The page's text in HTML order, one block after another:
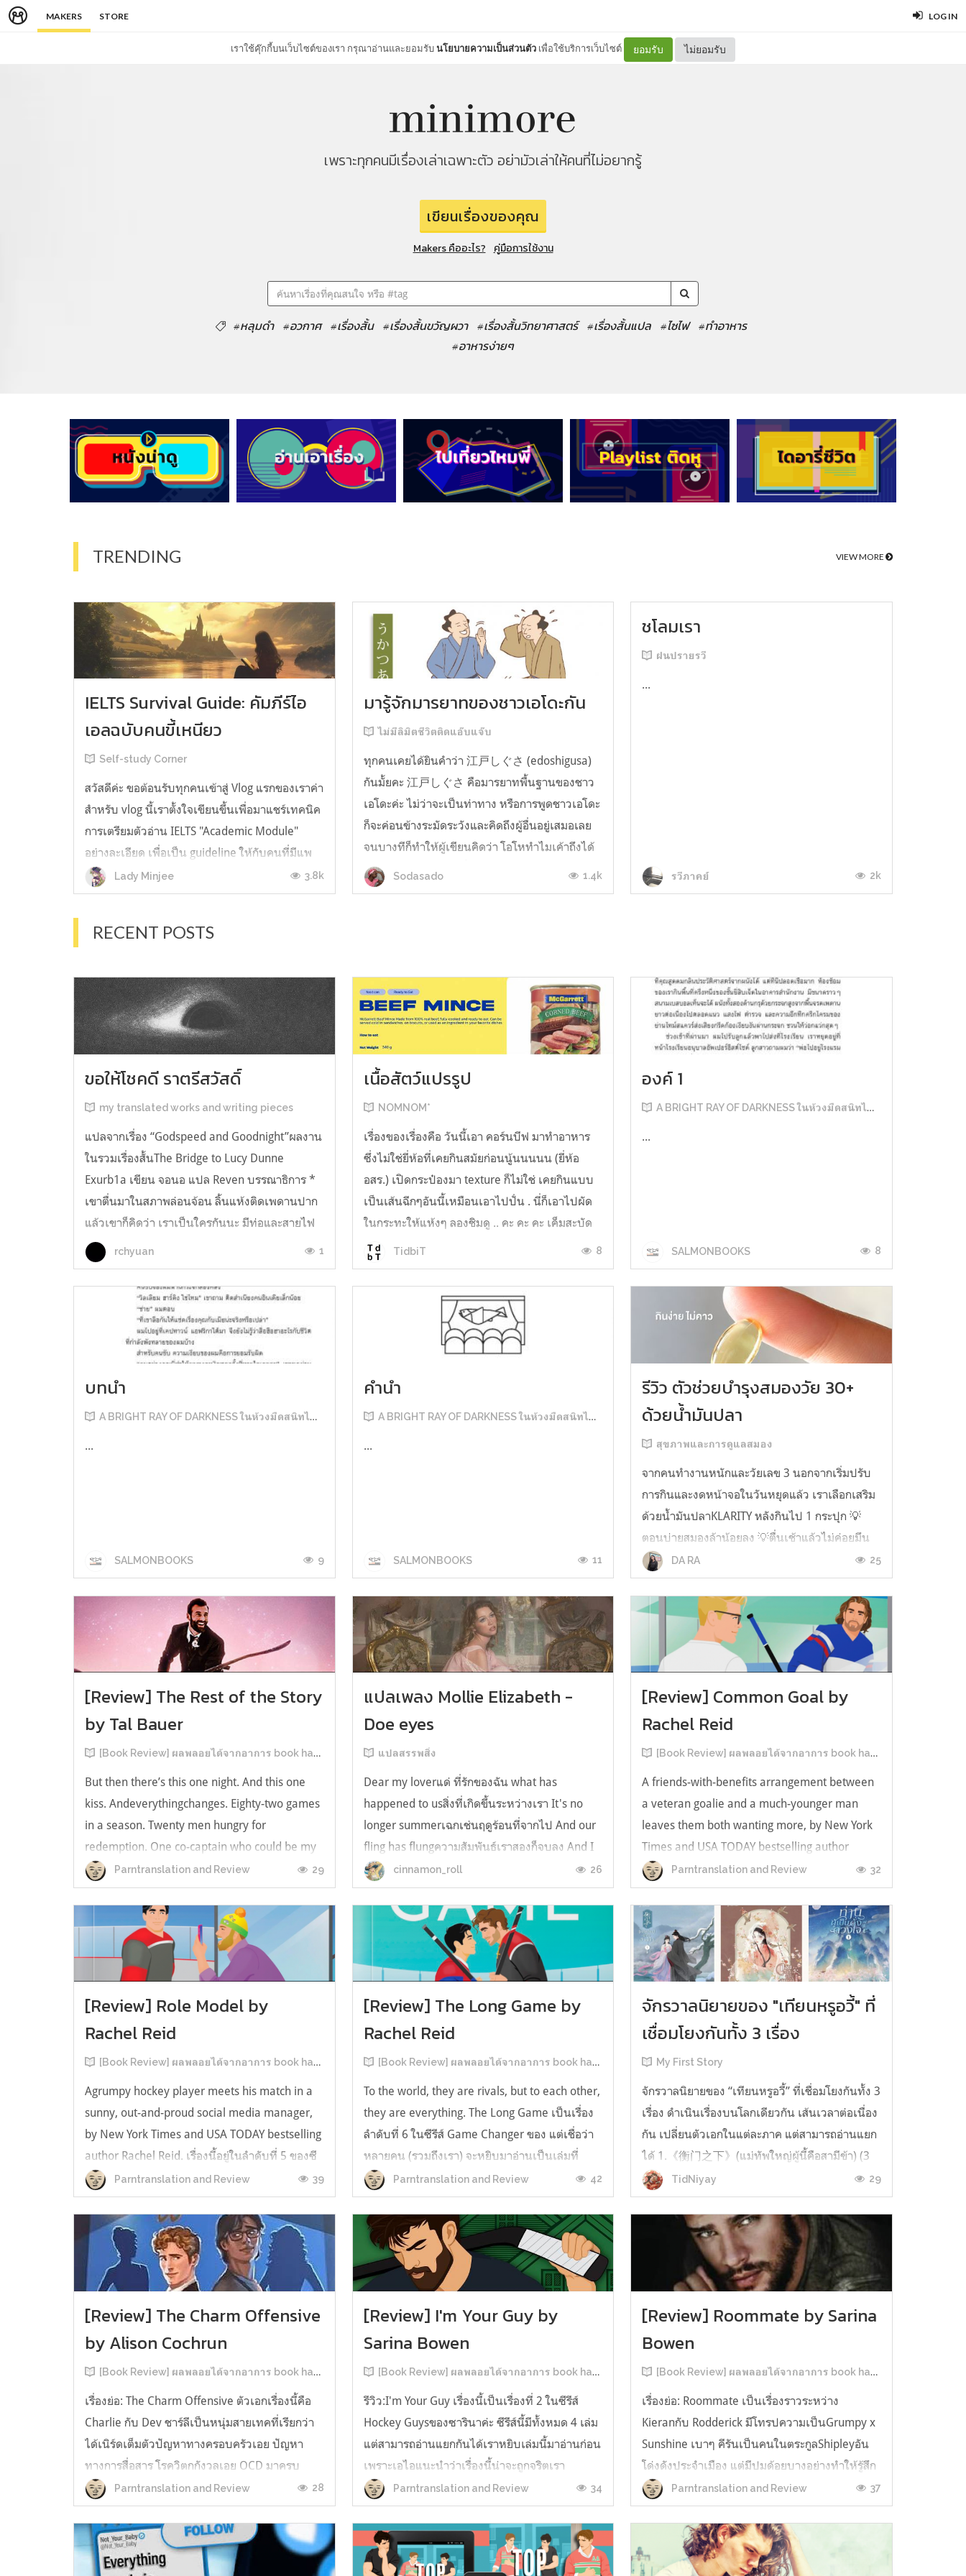
MAKERS STORE LOG IN
เราใช้คุ๊กกี้บนเว็บไซต์ของเรา กรุณาอ่านและยอมรับนโยบายความเป็นส่วนตัว เพื่อใช้บริการเว็บไซต์ ยอมรับ ไม่ยอมรับ
เพราะทุกคนมีเรื่องเล่าเฉพาะตัว อย่ามัวเล่าให้คนที่ไม่อยากรู้
เขียนเรื่องของคุณ
Makers คืออะไร? คู่มือการใช้งาน
#หลุมดำ #อวกาศ #เรื่องสั้น #เรื่องสั้นขวัญผวา #เรื่องสั้นวิทยาศาสตร์ #เรื่องสั้นแปล #ไซไฟ
#ทำอาหาร
#อาหารง่ายๆ
TRENDING VIEW MORE
IELTS Survival Guide: คัมภีร์ไอ
เอลฉบับคนขี้เหนียว
Self-study Corner
สวัสดีค่ะ ขอต้อนรับทุกคนเข้าสู่ Vlog แรกของเราค่า
สำหรับ vlog นี้เราตั้งใจเขียนขึ้นเพื่อมาแชร์เทคนิค
การเตรียมตัวอ่าน IELTS "Academic Module"
อย่างละเอียด เพื่อเป็น guideline ให้กับคนที่มีแพ
ลนจะสอบแต่ไม่รู้ต้องเริ่มตรงไหน หรืออยากจะได้
ข้อมูลเพิ่มเติมมาเสริมความมั่นใจจากที่ตัวเองเรียน
Lady Minjee 3.8k
มารู้จักมารยาทของชาวเอโดะกัน
ไม่มีลิมิตชีวิตติดแอ๊บแจ๊บ
ทุกคนเคยได้ยินคำว่า 江戸しぐさ (edoshigusa)
กันมั้ยคะ 江戸しぐさ คือมารยาทพื้นฐานของชาว
เอโดะค่ะ ไม่ว่าจะเป็นท่าทาง หรือการพูดชาวเอโดะ
ก็จะค่อนข้างระมัดระวังและคิดถึงผู้อื่นอยู่เสมอเลย
จนบางทีก็ทำให้ผู้เขียนคิดว่า โอโหทำไมเค้าถึงได้
คิดถึงคนอื่นได้ขนาดนี้นะอยากรู้มั้ยคะว่าชาวเอโดะ
มารยาทดีขนาดไหน มาลองอ่านกันได้เ...
Sodasado 1.4k
ชโลมเรา
ฝนปรายรวี
...
รวีภาคย์ 2k
RECENT POSTS
ขอให้โชคดี ราตรีสวัสดิ์
my translated works and writing pieces
แปลจากเรื่อง “Godspeed and Goodnight”ผลงาน
ในรวมเรื่องสั้นThe Bridge to Lucy Dunne
Exurb1a เขียน จอนอ แปล Reven บรรณาธิการ *
เขาตื่นมาในสภาพล่อนจ้อน ลิ้นแห้งติดเพดานปาก
แล้วเขาก็คิดว่า เราเป็นใครกันนะ มีท่อและสายไฟ
อยู่ในตัว เกิดความรู้สึกอยากฉี่ และแม้ตัวเขาจะ
เหยียดตรง ก็มีแต่ความมืดมิดอยู่เบื้องหน้...
rchyuan 1
เนื้อสัตว์แปรรูป
NOMNOM*
เรื่องของเรื่องคือ วันนี้เอา คอร์นบีฟ มาทำอาหาร
ซึ่งไม่ใช่ยี่ห้อที่เคยกินสมัยก่อนนู้นนนนน (ยี่ห้อ
อสร.) เปิดกระป๋องมา texture ก็ไม่ใช่ เคยกินแบบ
เป็นเส้นฉีกๆอันนี้เหมือนเอาไปปั่น . นี่ก็เอาไปผัด
ในกระทะให้แห้งๆ ลองชิมดู .. คะ คะ คะ เค็มสะบัด
O o" ... แบบใช้โควต้ากินโซเดียมทั้งสัปดาห์
ต้องหาผักนึ่ง ...
TidbiT 8
องค์ 1
A BRIGHT RAY OF DARKNESS ในห้วงมืดสนิทไม่มิดแสง
...
SALMONBOOKS 8
บทนำ
A BRIGHT RAY OF DARKNESS ในห้วงมืดสนิทไม่มิดแสง
...
SALMONBOOKS 9
คำนำ
A BRIGHT RAY OF DARKNESS ในห้วงมืดสนิทไม่มิดแสง
...
SALMONBOOKS 11
รีวิว ตัวช่วยบำรุงสมองวัย 30+
ด้วยน้ำมันปลา
สุขภาพและการดูแลสมอง
จากคนทำงานหนักและวัยเลข 3 นอกจากเริ่มปรับ
การกินและงดหน้าจอในวันหยุดแล้ว เราเลือกเสริม
ด้วยน้ำมันปลาKLARITY หลังกินไป 1 กระปุก 💡
ตอนบ่ายสมองล้าน้อยลง 💡ตื่นเช้าแล้วไม่ค่อยมึน
หัว 💡ไอเดียไม่ตัน ยิ่งทำงานสาย Content แนะนำ
ว่าควรมี ชอบตรงที่ไม่มีกลิ่นคาวเลย กินง่ายสุด
ตั้งแต่เคยกินน้ำมันปลามาเลย ใครที่เคยกิ...
DA RA 25
[Review] The Rest of the Story
by Tal Bauer
[Book Review] ผลพลอยได้จากอาการ book hangover หลังอ่านสารพัน MM Romance
But then there’s this one night. And this one
kiss. Andeverythingchanges. Eighty-two games
in a season. Twenty men hungry for
redemption. One co-captain who could be my
forever. This is the rest of the story. หลังอ่าน
แบบฟีลกู้ดติดๆ กันแล้ว เลยอยากได้ความแสบ
ทรวงในชีวิตบ้าง (หาเรื่อง!) เล่มนี้คู่หูเอ...
Parntranslation and Review 29
แปลเพลง Mollie Elizabeth -
Doe eyes
แปลสรรพสิ่ง
Dear my loverแด่ ที่รักของฉัน what has
happened to usสิ่งที่เกิดขึ้นระหว่างเรา It's no
longer summerเฉกเช่นฤดูร้อนที่จากไป And our
fling has flungความสัมพันธ์เราสองก็จบลง And I
still spin your recordsแต่ฉันยังเล่นเพลงโปรดของ
คุณบนแผ่นเสียงไวนิล And You still feel like
homeในใจฉัน ตัวตนคุณก็ยังอบอ...
cinnamon_roll 26
[Review] Common Goal by
Rachel Reid
[Book Review] ผลพลอยได้จากอาการ book hangover หลังอ่านสารพัน MM Romance
A friends-with-benefits arrangement between
a veteran goalie and a much-younger man
leaves them both wanting more, by New York
Times and USA TODAY bestselling author
Rachel Reid. เป็นเรื่องลำดับที่ 4ในซีรีส์ Game
Changer และเป็นเล่มที่ 4 ที่เราหยิบมาอ่าน ใน
ที่สุดลำดับเรื่องกับลำดับที่หยิบอ่านก็ตรงกั...
Parntranslation and Review 32
[Review] Role Model by
Rachel Reid
[Book Review] ผลพลอยได้จากอาการ book hangover หลังอ่านสารพัน MM Romance
Agrumpy hockey player meets his match in a
sunny, out-and-proud social media manager,
by New York Times and USA TODAY bestselling
author Rachel Reid. เรื่องนี้อยู่ในลำดับที่ 5 ของซี
รีส์ Game Changer แต่เป็นเรื่องที่ 3 ที่เราหยิบมา
อ่าน เพราะเห็นว่าเป็นเรื่องในไทม์ไลน์เดียวกันกับ
TheLong Game ประกอบกั...
Parntranslation and Review 39
[Review] The Long Game by
Rachel Reid
[Book Review] ผลพลอยได้จากอาการ book hangover หลังอ่านสารพัน MM Romance
To the world, they are rivals, but to each other,
they are everything. The Long Game เป็นเรื่อง
ลำดับที่ 6 ในซีรีส์ Game Changer ของ แต่เชื่อว่า
หลายคน (รวมถึงเรา) จะหยิบมาอ่านเป็นเล่มที่
2หลังจากอ่าน Heated Rivalry มา555 เรื่องย่อ:
The Long Game เล่ม Long Game นี่จะเป็น
ประมาณ2 ปีหลังจาก HR จะดำเนินเ...
Parntranslation and Review 42
จักรวาลนิยายของ "เทียนหรูอวี้" ที่
เชื่อมโยงกันทั้ง 3 เรื่อง
My First Story
จักรวาลนิยายของ “เทียนหรูอวี้” ที่เชื่อมโยงกันทั้ง 3
เรื่อง ดำเนินเรื่องบนโลกเดียวกัน เส้นเวลาต่อเนื่อง
กัน เปลี่ยนตัวเอกในแต่ละภาค แต่สามารถอ่านแยก
ได้ 1.《衡门之下》(แม่ทัพใหญ่ผู้นี้คือสามีข้า) (3
เล่มจบ) เป็นเรื่องที่เกิดก่อน เล่าเรื่องของ ฝูถิง กับ
หลี่ชีฉือ ที่ต้องแต่งงานกันก่อนจะใช้ชีวิตห่างไกล
TidNiyay 29
[Review] The Charm Offensive
by Alison Cochrun
[Book Review] ผลพลอยได้จากอาการ book hangover หลังอ่านสารพัน MM Romance
เรื่องย่อ: The Charm Offensive ตัวเอกเรื่องนี้คือ
Charlie กับ Dev ชาร์ลีเป็นหนุ่มสายเทคที่เรียกว่า
ได้เนิร์ดเต็มตัวปัญหาทางครอบครัวเอย ปัญหา
ทางการสื่อสาร โรควิตกกังวลเอย OCD มาครบ
เรียกได้ว่าครบองค์ประกอบความโอตะ เขาทั้งไม่
เชื่อในรักแท้ ไม่เคยมีความสัมพันธ์ในเชิงโรแมนติก
กับใคร หรืออาจเรียกว่าไม่เคยรู...
Parntranslation and Review 28
[Review] I'm Your Guy by
Sarina Bowen
[Book Review] ผลพลอยได้จากอาการ book hangover หลังอ่านสารพัน MM Romance
รีวิว:I'm Your Guy เรื่องนี้เป็นเรื่องที่ 2 ในซีรีส์
Hockey Guysของซารินาค่ะ ซีรีส์นี้มีทั้งหมด 4 เล่ม
แต่สามารถอ่านแยกกันได้เราหยิบเล่มนี้มาอ่านก่อน
เพราะเอไอแนะนำว่าเรื่องนี้น่าจะถูกจริตเรา
มากกว่า555 เรื่องนี้เป็นเรื่องราวของ TOMMASO
นักกีฬาฮอกกี้ NHL กับ Carter มัณฑนากรมือฉมัง
ทอมมาโซเพิ่งโดนเทร...
Parntranslation and Review 34
[Review] Roommate by Sarina
Bowen
[Book Review] ผลพลอยได้จากอาการ book hangover หลังอ่านสารพัน MM Romance
เรื่องย่อ: Roommate เป็นเรื่องราวระหว่าง
Kieranกับ Rodderick มีโทรปความเป็นGrumpy x
Sunshine เบาๆ คีรันเป็นคนในตระกูลShipleyอัน
โด่งดังประจำเมือง แต่มีปมด้อยบางอย่างทำให้รู้สึก
ว่าพ่อรักพี่ชายมากกว่าตัวเองเสมอ จึงดิ้นรนอยาก
ออกมาอยู่คนเดียวเพื่อให้หลุดจากอิทธิพลของที่
บ้าน และไล่ตามความฝันการเป็นกราฟฟิ...
Parntranslation and Review 37